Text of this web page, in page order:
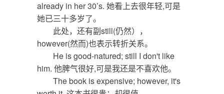
already in her 30’s. 她看上去很年轻,可是
她已三十多岁了。
此处，还有副still(仍然），
however(然而)也表示转折关系。
He is good-natured; still I don't like
him. 他脾气很好,可是我还是不喜欢他。
The book is expensive; however, it's